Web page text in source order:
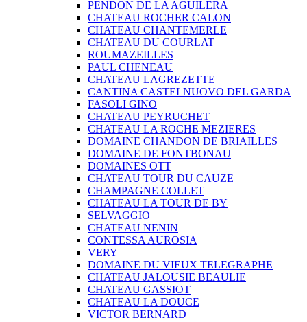
PENDON DE LA AGUILERA
CHATEAU ROCHER CALON
CHATEAU CHANTEMERLE
CHATEAU DU COURLAT
ROUMAZEILLES
PAUL CHENEAU
CHATEAU LAGREZETTE
CANTINA CASTELNUOVO DEL GARDA
FASOLI GINO
CHATEAU PEYRUCHET
CHATEAU LA ROCHE MEZIERES
DOMAINE CHANDON DE BRIAILLES
DOMAINE DE FONTBONAU
DOMAINES OTT
CHATEAU TOUR DU CAUZE
CHAMPAGNE COLLET
CHATEAU LA TOUR DE BY
SELVAGGIO
CHATEAU NENIN
CONTESSA AUROSIA
VERY
DOMAINE DU VIEUX TELEGRAPHE
CHATEAU JALOUSIE BEAULIE
CHATEAU GASSIOT
CHATEAU LA DOUCE
VICTOR BERNARD